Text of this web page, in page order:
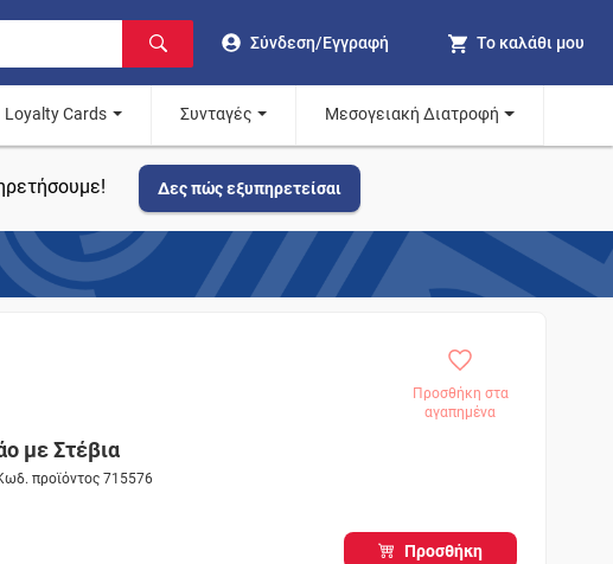
Σύνδεση/Εγγραφή Το καλάθι μου
Loyalty Cards Συνταγές Μεσογειακή Διατροφή
Δες πώς εξυπηρετείσαι
Προσθήκη στα
αγαπημένα
με Στέβια
προϊόντος 715576
Προσθήκη